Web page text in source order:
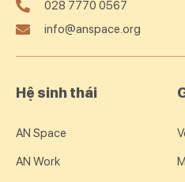
028 7770 0567
info@anspace.org
Hệ sinh thái
AN Space
AN Work